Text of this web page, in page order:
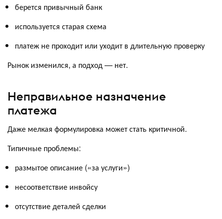
берется привычный банк
используется старая схема
платеж не проходит или уходит в длительную проверку
Рынок изменился, а подход — нет.
Неправильное назначение
платежа
Даже мелкая формулировка может стать критичной.
Типичные проблемы:
размытое описание («за услуги»)
несоответствие инвойсу
отсутствие деталей сделки